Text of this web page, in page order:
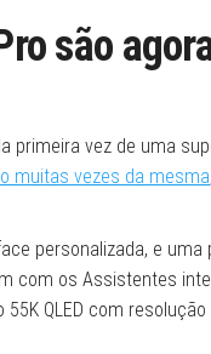
são
vez de uma
muitas vezes da mesma
personalizada, e
com os Assistentes
QLED com resolução